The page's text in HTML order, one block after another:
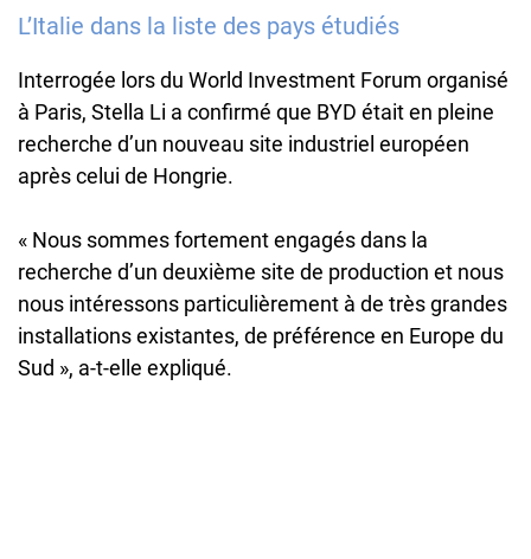
L’Italie dans la liste des pays étudiés
Interrogée lors du World Investment Forum organisé
à Paris, Stella Li a confirmé que BYD était en pleine
recherche d’un nouveau site industriel européen
après celui de Hongrie.
« Nous sommes fortement engagés dans la
recherche d’un deuxième site de production et nous
nous intéressons particulièrement à de très grandes
installations existantes, de préférence en Europe du
Sud », a-t-elle expliqué.